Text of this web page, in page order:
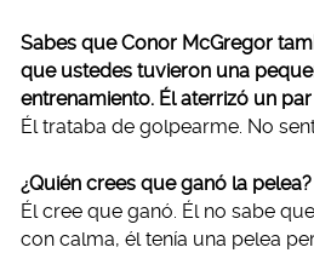
Sabes que Conor McGregor
que ustedes tuvieron una
entrenamiento. Él aterrizó un
Él trataba de golpearme. No
¿Quién crees que ganó la pelea?
Él cree que ganó. Él no sabe
con calma, él tenía una pelea